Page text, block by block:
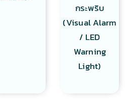
กระพริบ
(Visual Alarm
/ LED
Warning
Light)